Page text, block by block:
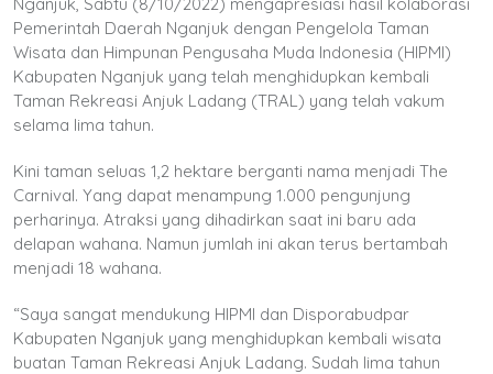
Pemerintah Daerah Nganjuk dengan Pengelola Taman
Wisata dan Himpunan Pengusaha Muda Indonesia (HIPMI)
Kabupaten Nganjuk yang telah menghidupkan kembali
Taman Rekreasi Anjuk Ladang (TRAL) yang telah vakum
selama lima tahun.
Kini taman seluas 1,2 hektare berganti nama menjadi The
Carnival. Yang dapat menampung 1.000 pengunjung
perharinya. Atraksi yang dihadirkan saat ini baru ada
delapan wahana. Namun jumlah ini akan terus bertambah
menjadi 18 wahana.
“Saya sangat mendukung HIPMI dan Disporabudpar
Kabupaten Nganjuk yang menghidupkan kembali wisata
buatan Taman Rekreasi Anjuk Ladang. Sudah lima tahun